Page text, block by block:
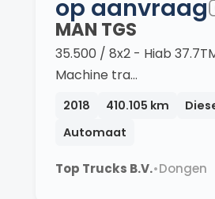
MAN TGS
op aanvraag
35.500 / 8x2 - Hiab
Machine tra…
2018 410.105 km
Automaat
Top Trucks B.V.•Dongen